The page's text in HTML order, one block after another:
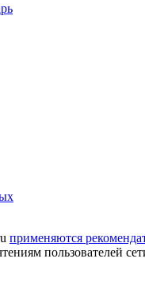
применяются
пользователей